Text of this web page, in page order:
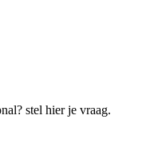
stel hier je vraag.